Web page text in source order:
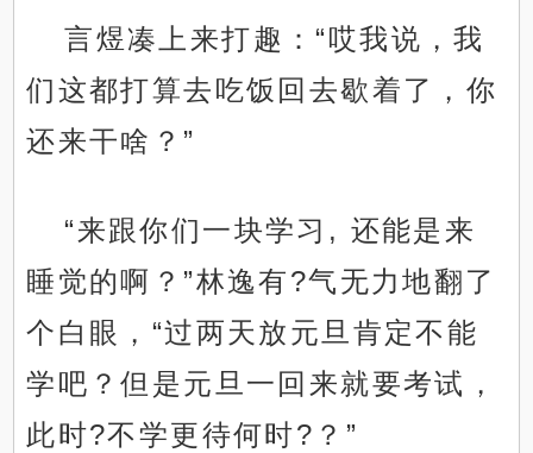
言煜凑上来打趣：“哎我说，我
们这都打算去吃饭回去歇着了，你
还来干啥？”
“来跟你们一块学习, 还能是来
睡觉的啊？”林逸有?气无力地翻了
个白眼，“过两天放元旦肯定不能
学吧？但是元旦一回来就要考试，
此时?不学更待何时?？”